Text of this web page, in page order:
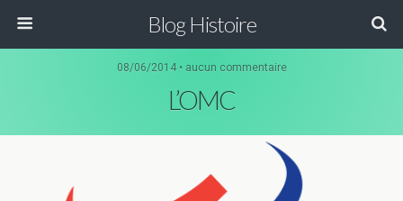
Blog Histoire
08/06/2014 • aucun commentaire
L’OMC